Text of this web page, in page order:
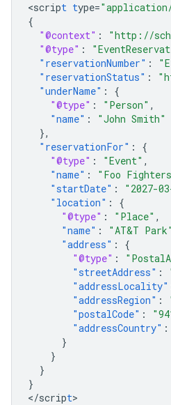
<script type=
{
"@context" : "http://
"@type" :
"reservationNumber" :
"reservationStatus" :
"underName" :
{
"@type" : "Person" ,
"name" :
"John Smith"
},
"reservationFor" :
{
"@type" : "Event" ,
"name" : "Foo
"startDate" : "2027-
"location" :
{
"@type" : "Place" ,
"name" : "AT&T Park"
"address" :
{
"@type" :
"streetAddress" :
"addressLocality"
"addressRegion" :
"postalCode" :
"addressCountry" :
}
}
}
}
</script>